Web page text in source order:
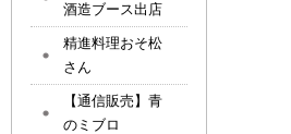
酒造ブース出店
精進料理おそ松
さん
【通信販売】青
のミブロ